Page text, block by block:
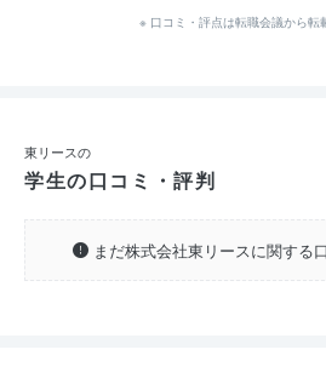
※ 口コミ・評点は転職会議から転
東リースの
学生の口コミ・評判
まだ株式会社東リースに関する